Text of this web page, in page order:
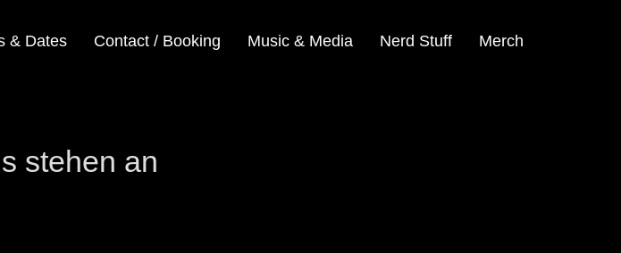
& Dates Contact / Booking Music & Media Nerd Stuff Merch
stehen an